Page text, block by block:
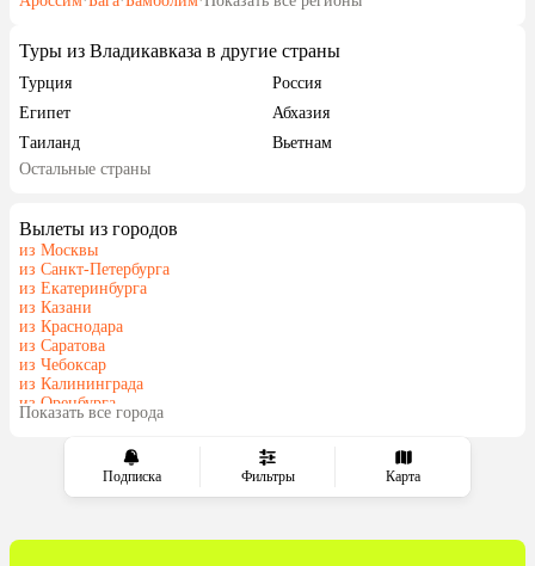
Подписка Фильтры Карта
Туры из Владикавказа в другие страны
Турция
Россия
Египет
Абхазия
Таиланд
Вьетнам
ОАЭ
Армения
Казахстан
Узбекистан
Катар
Гонконг
Саудовская Аравия
Таджикистан
Остальные страны
Вылеты из городов
из Москвы
из Санкт-Петербурга
из Екатеринбурга
из Казани
из Краснодара
из Саратова
из Чебоксар
из Калининграда
из Оренбурга
из Сургута
Показать все города